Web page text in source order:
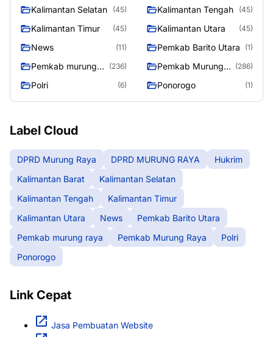
Kalimantan Selatan (45) Kalimantan Tengah (45)
Kalimantan Timur (45) Kalimantan Utara (45)
News (11) Pemkab Barito Utara (1)
Pemkab murung
raya
(236)
Pemkab Murung
Raya
(286)
Polri (6) Ponorogo (1)
Label Cloud
DPRD Murung Raya DPRD MURUNG RAYA
Hukrim
Kalimantan Barat
Kalimantan Selatan
Kalimantan Tengah
Kalimantan Timur
Kalimantan Utara
News
Pemkab Barito Utara
Pemkab murung raya
Pemkab Murung Raya
Polri
Ponorogo
Link Cepat
Jasa Pembuatan Website